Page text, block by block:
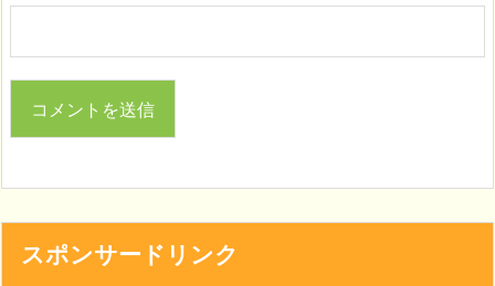
スポンサードリンク